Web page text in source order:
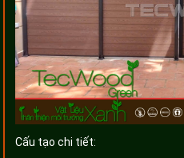
Cấu tạo chi tiết: